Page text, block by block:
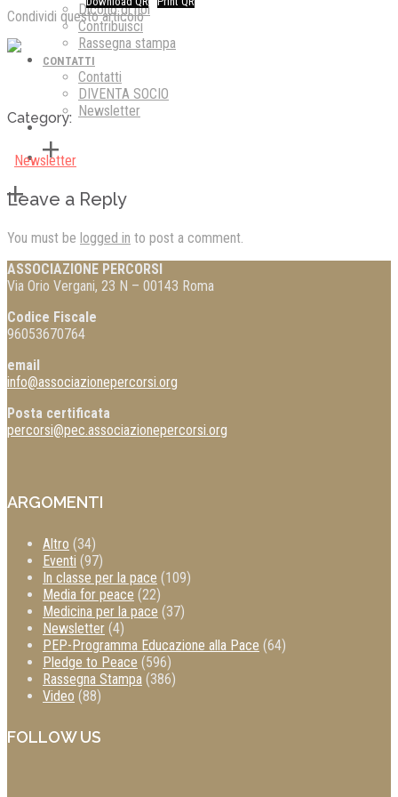
Dicono di noi
Contribuisci
Rassegna stampa
CONTATTI
Contatti
DIVENTA SOCIO
Newsletter
Condividi questo articolo
Category:
Newsletter
Leave a Reply
You must be logged in to post a comment.
ASSOCIAZIONE PERCORSI
Via Orio Vergani, 23 N – 00143 Roma
Codice Fiscale
96053670764
email
info@associazionepercorsi.org
Posta certificata
percorsi@pec.associazionepercorsi.org
ARGOMENTI
Altro (34)
Eventi (97)
In classe per la pace (109)
Media for peace (22)
Medicina per la pace (37)
Newsletter (4)
PEP-Programma Educazione alla Pace (64)
Pledge to Peace (596)
Rassegna Stampa (386)
Video (88)
FOLLOW US